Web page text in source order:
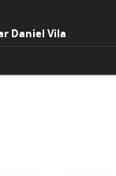
Daniel Vila